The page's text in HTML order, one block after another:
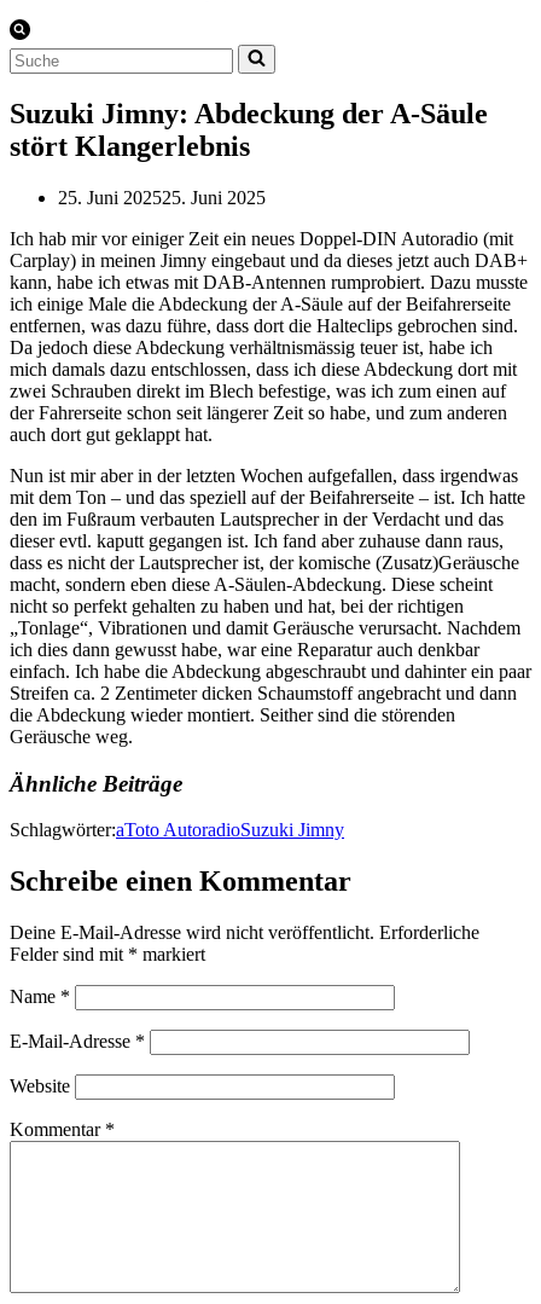
Suchen
nach …
Suzuki Jimny: Abdeckung der A-Säule
stört Klangerlebnis
25. Juni 202525. Juni 2025
Ich hab mir vor einiger Zeit ein neues Doppel-DIN Autoradio (mit
Carplay) in meinen Jimny eingebaut und da dieses jetzt auch DAB+
kann, habe ich etwas mit DAB-Antennen rumprobiert. Dazu musste
ich einige Male die Abdeckung der A-Säule auf der Beifahrerseite
entfernen, was dazu führe, dass dort die Halteclips gebrochen sind.
Da jedoch diese Abdeckung verhältnismässig teuer ist, habe ich
mich damals dazu entschlossen, dass ich diese Abdeckung dort mit
zwei Schrauben direkt im Blech befestige, was ich zum einen auf
der Fahrerseite schon seit längerer Zeit so habe, und zum anderen
auch dort gut geklappt hat.
Nun ist mir aber in der letzten Wochen aufgefallen, dass irgendwas
mit dem Ton – und das speziell auf der Beifahrerseite – ist. Ich hatte
den im Fußraum verbauten Lautsprecher in der Verdacht und das
dieser evtl. kaputt gegangen ist. Ich fand aber zuhause dann raus,
dass es nicht der Lautsprecher ist, der komische (Zusatz)Geräusche
macht, sondern eben diese A-Säulen-Abdeckung. Diese scheint
nicht so perfekt gehalten zu haben und hat, bei der richtigen
„Tonlage“, Vibrationen und damit Geräusche verursacht. Nachdem
ich dies dann gewusst habe, war eine Reparatur auch denkbar
einfach. Ich habe die Abdeckung abgeschraubt und dahinter ein paar
Streifen ca. 2 Zentimeter dicken Schaumstoff angebracht und dann
die Abdeckung wieder montiert. Seither sind die störenden
Geräusche weg.
Ähnliche Beiträge
Schlagwörter:aToto AutoradioSuzuki Jimny
Schreibe einen Kommentar
Deine E-Mail-Adresse wird nicht veröffentlicht. Erforderliche
Felder sind mit * markiert
Name *
E-Mail-Adresse *
Website
Kommentar *